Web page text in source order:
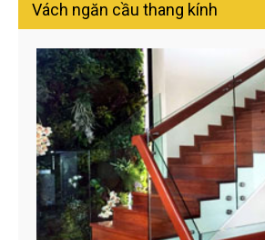
Vách ngăn cầu thang kính